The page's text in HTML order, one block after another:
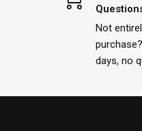
Not
days, no